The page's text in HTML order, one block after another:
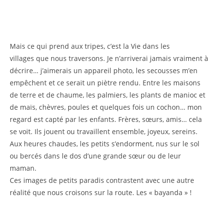
Mais ce qui prend aux tripes, c’est la Vie dans les
villages que nous traversons. Je n’arriverai jamais vraiment à
décrire… j’aimerais un appareil photo, les secousses m’en
empêchent et ce serait un piètre rendu. Entre les maisons
de terre et de chaume, les palmiers, les plants de manioc et
de maïs, chèvres, poules et quelques fois un cochon… mon
regard est capté par les enfants. Frères, sœurs, amis… cela
se voit. Ils jouent ou travaillent ensemble, joyeux, sereins.
Aux heures chaudes, les petits s’endorment, nus sur le sol
ou bercés dans le dos d’une grande sœur ou de leur
maman.
Ces images de petits paradis contrastent avec une autre
réalité que nous croisons sur la route. Les « bayanda » !